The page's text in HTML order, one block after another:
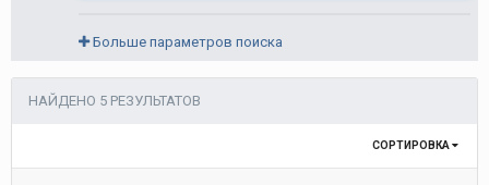
Больше параметров поиска
НАЙДЕНО 5 РЕЗУЛЬТАТОВ
СОРТИРОВКА